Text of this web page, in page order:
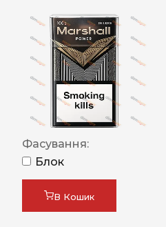
Фасування:
Блок
В Кошик